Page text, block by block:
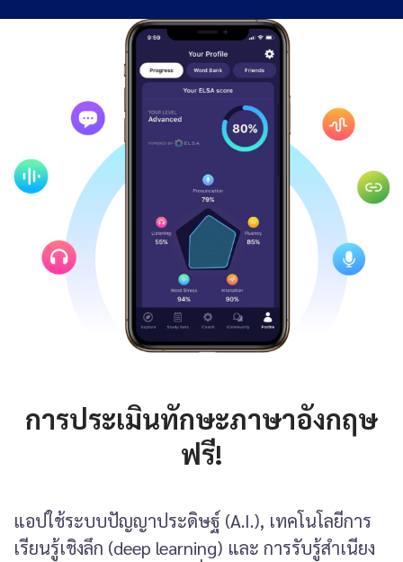
การประเมินทักษะภาษาอังกฤษ
ฟรี!
แอปใช้ระบบปัญญาประดิษฐ์ (A.I.), เทคโนโลยีการ
เรียนรู้เชิงลึก (deep learning) และ การรับรู้สำเนียง